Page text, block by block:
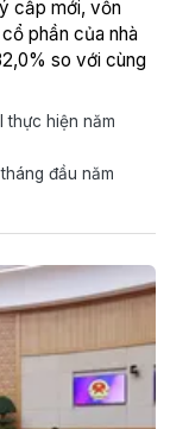
cấp mới, vốn
phần của nhà
so với cùng
thực hiện năm
đầu năm